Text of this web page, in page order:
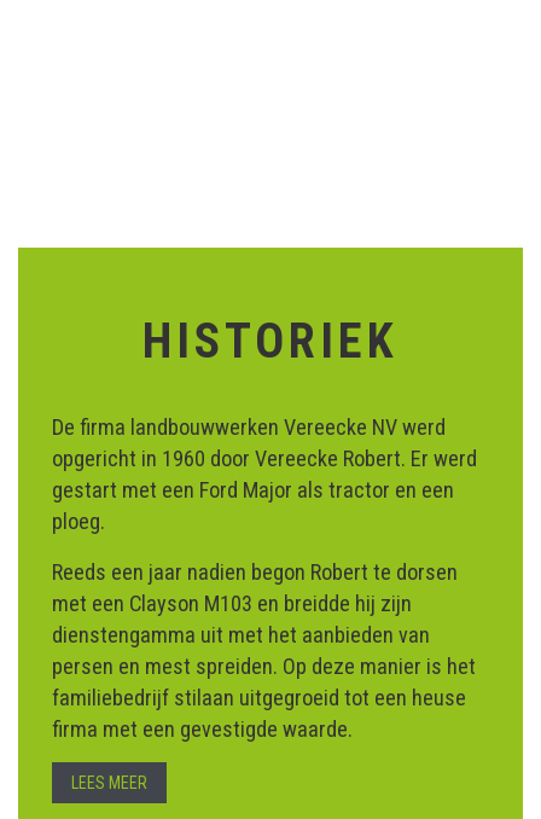
HISTORIEK
De firma landbouwwerken Vereecke NV werd
opgericht in 1960 door Vereecke Robert. Er werd
gestart met een Ford Major als tractor en een
ploeg.
Reeds een jaar nadien begon Robert te dorsen
met een Clayson M103 en breidde hij zijn
dienstengamma uit met het aanbieden van
persen en mest spreiden. Op deze manier is het
familiebedrijf stilaan uitgegroeid tot een heuse
firma met een gevestigde waarde.
LEES MEER